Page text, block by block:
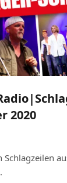
2020
Schlagzeilen